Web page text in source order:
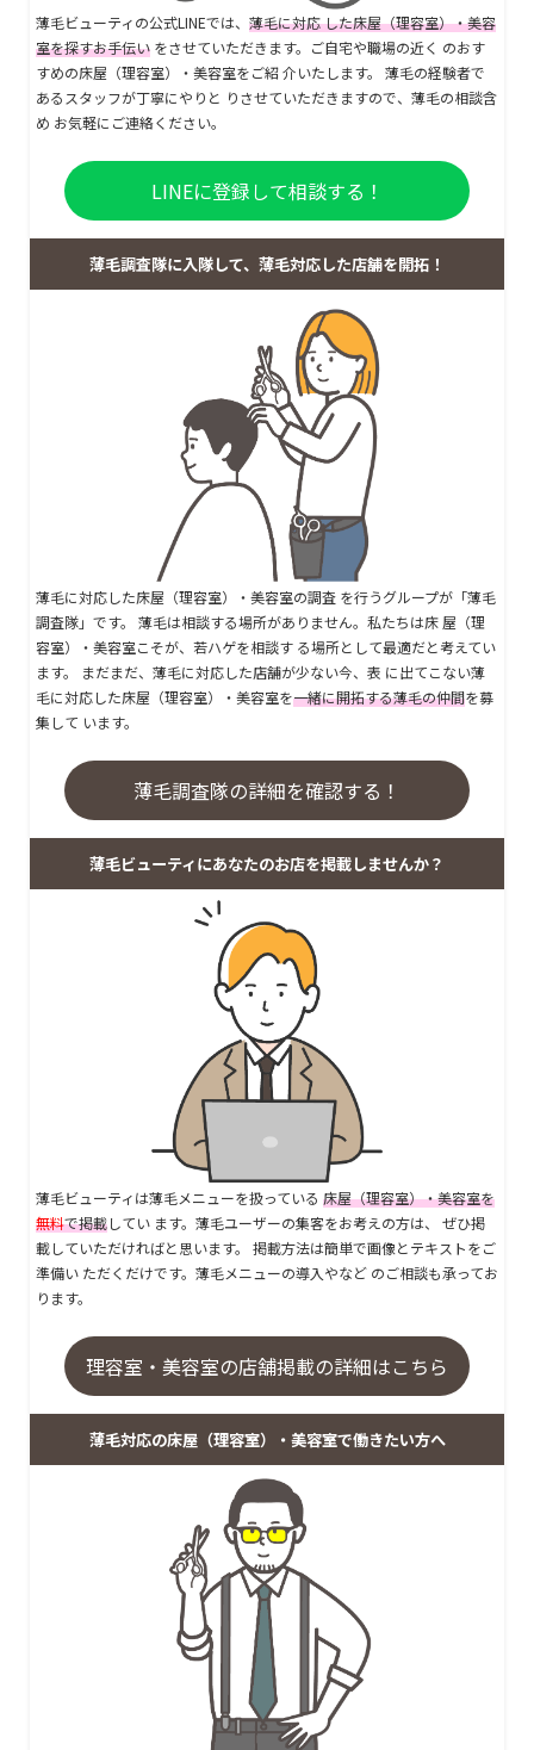
薄毛ビューティの公式LINEでは、 薄毛に対応 した床屋（理容室）・美容
室を探すお手伝い をさせていただきます。ご自宅や職場の近く のおす
すめの床屋（理容室）・美容室をご紹 介いたします。 薄毛の経験者で
あるスタッフが丁寧にやりと りさせていただきますので、薄毛の相談含
め お気軽にご連絡ください。
LINEに登録して相談する！
薄毛調査隊に入隊して、薄毛対応した店舗を開拓！
薄毛に対応した床屋（理容室）・美容室の調査 を行うグループが「薄毛
調査隊」です。 薄毛は相談する場所がありません。私たちは床 屋（理
容室）・美容室こそが、若ハゲを相談す る場所として最適だと考えてい
ます。 まだまだ、薄毛に対応した店舗が少ない今、表 に出てこない薄
毛に対応した床屋（理容室）・美容室を一緒に開拓する薄毛の仲間を募
集して います。
薄毛調査隊の詳細を確認する！
薄毛ビューティにあなたのお店を掲載しませんか？
薄毛ビューティは薄毛メニューを扱っている 床屋（理容室）・美容室を
無料で掲載してい ます。薄毛ユーザーの集客をお考えの方は、 ぜひ掲
載していただければと思います。 掲載方法は簡単で画像とテキストをご
準備い ただくだけです。薄毛メニューの導入やなど のご相談も承ってお
ります。
理容室・美容室の店舗掲載の詳細はこちら
薄毛対応の床屋（理容室）・美容室で働きたい方へ